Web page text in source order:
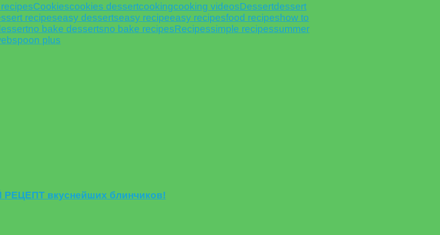
Cookiescookies dessertcookingcooking videosDessertdessert
recipeseasy dessertseasy recipeeasy recipesfood recipeshow to
no bake dessertsno bake recipesRecipessimple recipessummer
plus
вкуснейших блинчиков!